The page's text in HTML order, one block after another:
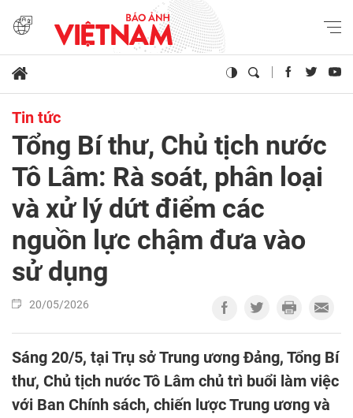
Tin tức
Tổng Bí thư, Chủ tịch nước
Tô Lâm: Rà soát, phân loại
và xử lý dứt điểm các
nguồn lực chậm đưa vào
sử dụng
20/05/2026
Sáng 20/5, tại Trụ sở Trung ương Đảng, Tổng Bí
thư, Chủ tịch nước Tô Lâm chủ trì buổi làm việc
với Ban Chính sách, chiến lược Trung ương và